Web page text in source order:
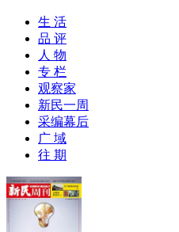
生 活
品 评
人 物
专 栏
观察家
新民一周
采编幕后
广 域
往 期